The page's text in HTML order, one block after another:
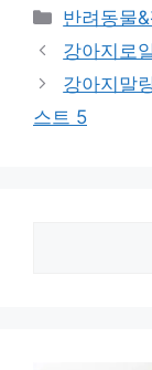
카
테
고
리
반려동물&
강아지로
강아지말
스트 5